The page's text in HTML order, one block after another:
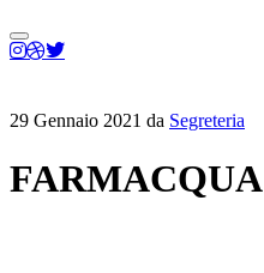
29 Gennaio 2021 da Segreteria
FARMACQUA